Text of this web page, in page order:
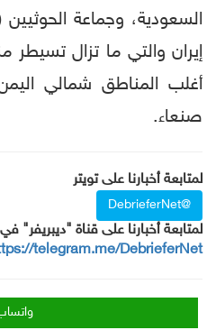
السعودية، وجماعة
أغلب المناطق شمالي
صنعاء.
لمتابعة أخبارنا على تويتر
@DebrieferNet
لمتابعة أخبارنا على قناة "ديبريفر" في
telegram.me/DebrieferNet